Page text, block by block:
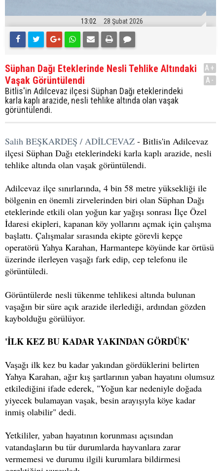
13:02 28 Şubat 2026
Süphan Dağı Eteklerinde Nesli Tehlike Altındaki
Vaşak Görüntülendi
Bitlis'in Adilcevaz ilçesi Süphan Dağı eteklerindeki
karla kaplı arazide, nesli tehlike altında olan vaşak
görüntülendi.
A+
A-
Salih BEŞKARDEŞ / ADİLCEVAZ - Bitlis'in Adilcevaz
ilçesi Süphan Dağı eteklerindeki karla kaplı arazide, nesli
tehlike altında olan vaşak görüntülendi.
Adilcevaz ilçe sınırlarında, 4 bin 58 metre yüksekliği ile
bölgenin en önemli zirvelerinden biri olan Süphan Dağı
eteklerinde etkili olan yoğun kar yağışı sonrası İlçe Özel
İdaresi ekipleri, kapanan köy yollarını açmak için çalışma
başlattı. Çalışmalar sırasında ekipte görevli kepçe
operatörü Yahya Karahan, Harmantepe köyünde kar örtüsü
üzerinde ilerleyen vaşağı fark edip, cep telefonu ile
görüntüledi.
Görüntülerde nesli tükenme tehlikesi altında bulunan
vaşağın bir süre açık arazide ilerlediği, ardından gözden
kaybolduğu görülüyor.
'İLK KEZ BU KADAR YAKINDAN GÖRDÜK'
Vaşağı ilk kez bu kadar yakından gördüklerini belirten
Yahya Karahan, ağır kış şartlarının yaban hayatını olumsuz
etkilediğini ifade ederek, "Yoğun kar nedeniyle doğada
yiyecek bulamayan vaşak, besin arayışıyla köye kadar
inmiş olabilir" dedi.
Yetkililer, yaban hayatının korunması açısından
vatandaşların bu tür durumlarda hayvanlara zarar
vermemesi ve durumu ilgili kurumlara bildirmesi